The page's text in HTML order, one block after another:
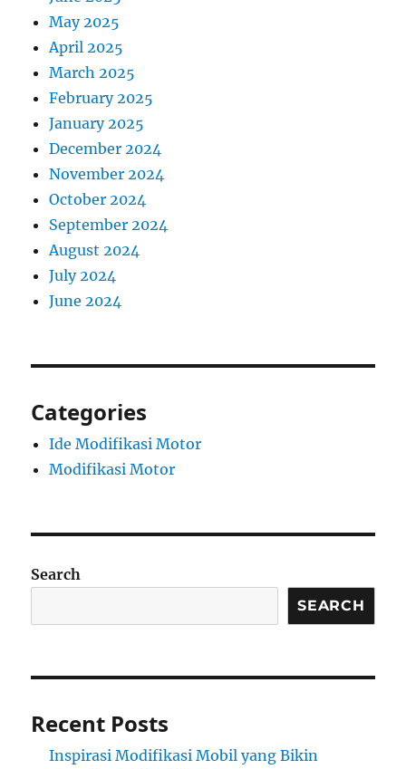
May 2025
April 2025
March 2025
February 2025
January 2025
December 2024
November 2024
October 2024
September 2024
August 2024
July 2024
June 2024
Categories
Ide Modifikasi Motor
Modifikasi Motor
Search
SEARCH
Recent Posts
Inspirasi Modifikasi Mobil yang Bikin